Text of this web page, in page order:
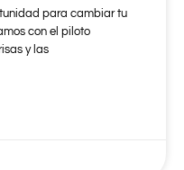
para cambiar tu
con el piloto
y las